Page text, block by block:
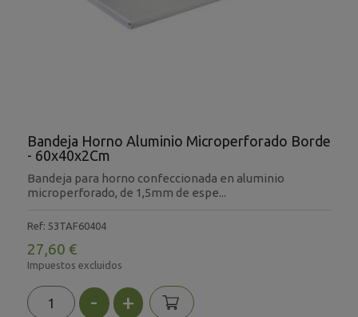
Bandeja Horno Aluminio Microperforado Borde
- 60x40x2Cm
Bandeja para horno confeccionada en aluminio
microperforado, de 1,5mm de espe...
Ref: 53TAF60404
27,60 €
Impuestos excluidos
- +